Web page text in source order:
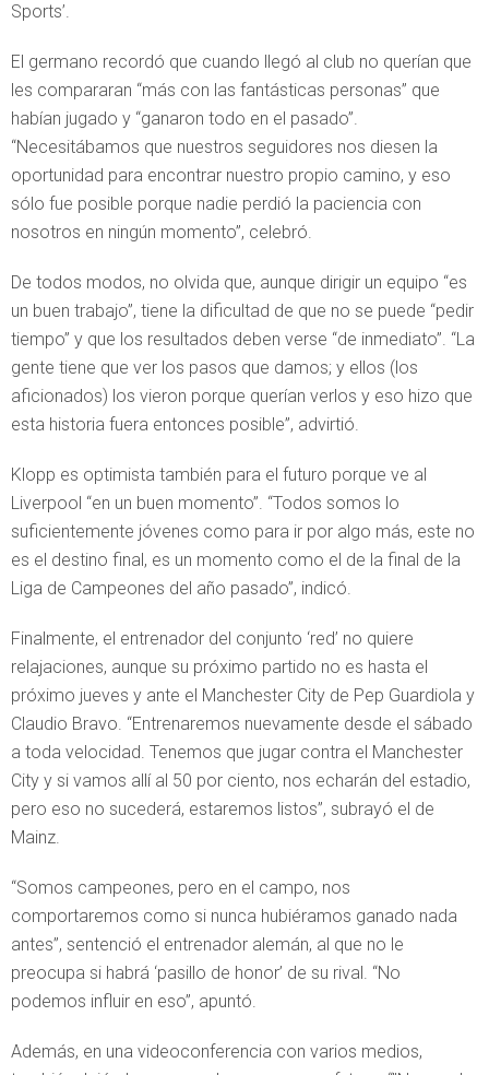
Sports’.
El germano recordó que cuando llegó al club no querían que
les compararan “más con las fantásticas personas” que
habían jugado y “ganaron todo en el pasado”.
“Necesitábamos que nuestros seguidores nos diesen la
oportunidad para encontrar nuestro propio camino, y eso
sólo fue posible porque nadie perdió la paciencia con
nosotros en ningún momento”, celebró.
De todos modos, no olvida que, aunque dirigir un equipo “es
un buen trabajo”, tiene la dificultad de que no se puede “pedir
tiempo” y que los resultados deben verse “de inmediato”. “La
gente tiene que ver los pasos que damos; y ellos (los
aficionados) los vieron porque querían verlos y eso hizo que
esta historia fuera entonces posible”, advirtió.
Klopp es optimista también para el futuro porque ve al
Liverpool “en un buen momento”. “Todos somos lo
suficientemente jóvenes como para ir por algo más, este no
es el destino final, es un momento como el de la final de la
Liga de Campeones del año pasado”, indicó.
Finalmente, el entrenador del conjunto ‘red’ no quiere
relajaciones, aunque su próximo partido no es hasta el
próximo jueves y ante el Manchester City de Pep Guardiola y
Claudio Bravo. “Entrenaremos nuevamente desde el sábado
a toda velocidad. Tenemos que jugar contra el Manchester
City y si vamos allí al 50 por ciento, nos echarán del estadio,
pero eso no sucederá, estaremos listos”, subrayó el de
Mainz.
“Somos campeones, pero en el campo, nos
comportaremos como si nunca hubiéramos ganado nada
antes”, sentenció el entrenador alemán, al que no le
preocupa si habrá ‘pasillo de honor’ de su rival. “No
podemos influir en eso”, apuntó.
Además, en una videoconferencia con varios medios,